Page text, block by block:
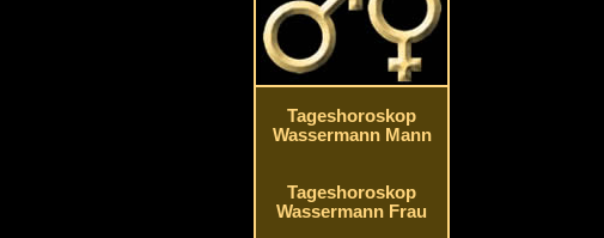
Tageshoroskop
Wassermann Mann
Tageshoroskop
Wassermann Frau